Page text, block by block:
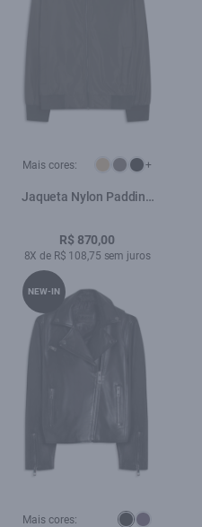
Mais cores: +
Jaqueta Nylon Padding
R$ 870,00
8X de R$ 108,75 sem juros
Mais cores:
NEW-IN